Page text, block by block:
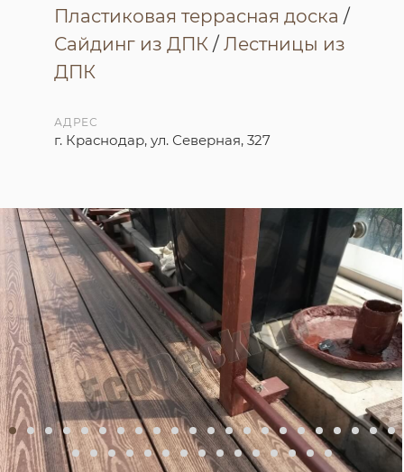
Пластиковая террасная доска /
Сайдинг из ДПК / Лестницы из
ДПК
АДРЕС
г. Краснодар, ул. Северная, 327